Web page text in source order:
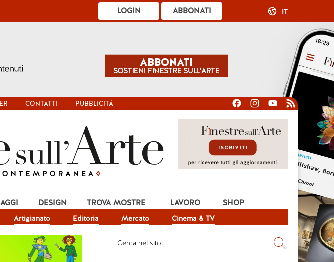
ABBONATI
LOGIN IT
CONTATTI PUBBLICITÀ
Artigianato Editoria Mercato Cinema & TV
DESIGN TROVA MOSTRE LAVORO SHOP